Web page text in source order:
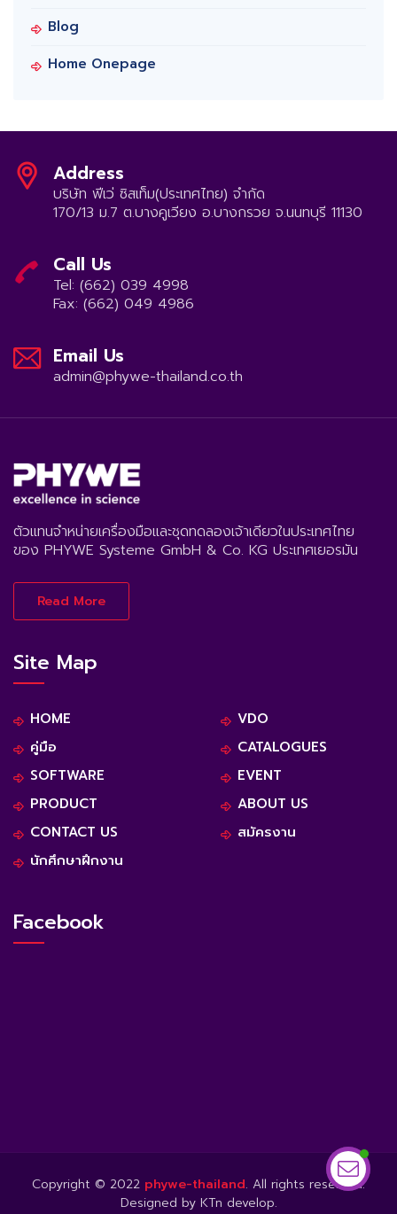
Blog
Home Onepage
Address
บริษัท ฟีเว่ ซิสเท็ม(ประเทศไทย) จำกัด
170/13 ม.7 ต.บางคูเวียง อ.บางกรวย จ.นนทบุรี 11130
Call Us
Tel: (662) 039 4998
Fax: (662) 049 4986
Email Us
admin@phywe-thailand.co.th
ตัวแทนจำหน่ายเครื่องมือและชุดทดลองเจ้าเดียวในประเทศไทย
ของ PHYWE Systeme GmbH & Co. KG ประเทศเยอรมัน
Read More
Site Map
HOME
VDO
คู่มือ
CATALOGUES
SOFTWARE
EVENT
PRODUCT
ABOUT US
CONTACT US
สมัครงาน
นักศึกษาฝึกงาน
Facebook
Copyright © 2022 phywe-thailand. All rights reserved.
Designed by KTn develop.